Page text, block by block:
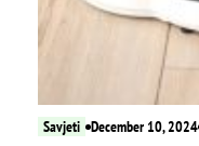
Savjeti December 10, 2024